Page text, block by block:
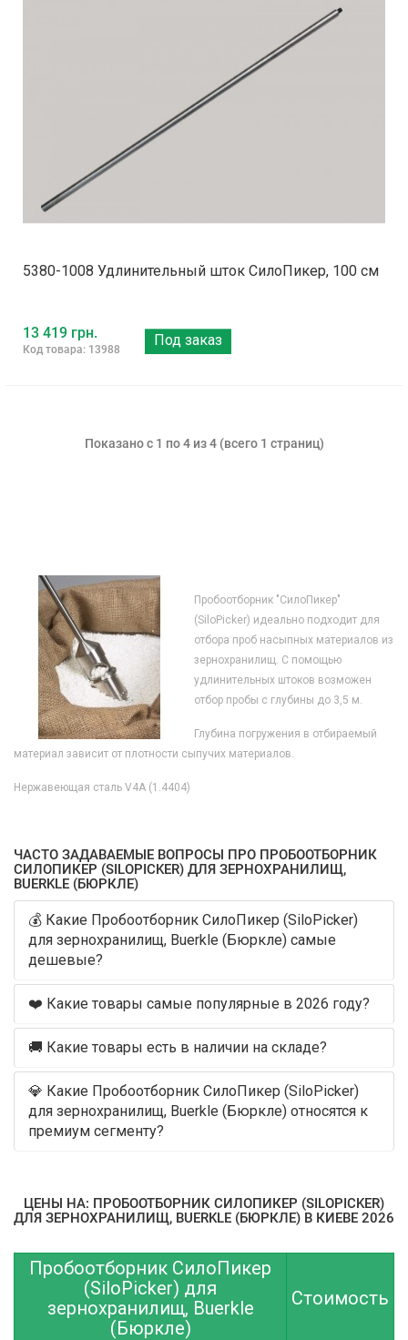
5380-1008 Удлинительный шток СилоПикер, 100 см
13 419 грн.
Код товара: 13988
Под заказ
Показано с 1 по 4 из 4 (всего 1 страниц)
Пробоотборник "СилоПикер"
(SiloPicker) идеально подходит для
отбора проб насыпных материалов из
зернохранилищ. С помощью
удлинительных штоков возможен
отбор пробы с глубины до 3,5 м.
Глубина погружения в отбираемый
материал зависит от плотности сыпучих материалов.
Нержавеющая сталь V4A (1.4404)
ЧАСТО ЗАДАВАЕМЫЕ ВОПРОСЫ ПРО ПРОБООТБОРНИК
СИЛОПИКЕР (SILOPICKER) ДЛЯ ЗЕРНОХРАНИЛИЩ,
BUERKLE (БЮРКЛЕ)
💰 Какие Пробоотборник СилоПикер (SiloPicker)
для зернохранилищ, Buerkle (Бюркле) самые
дешевые?
❤️ Какие товары самые популярные в 2026 году?
🚚 Какие товары есть в наличии на складе?
💎 Какие Пробоотборник СилоПикер (SiloPicker)
для зернохранилищ, Buerkle (Бюркле) относятся к
премиум сегменту?
ЦЕНЫ НА: ПРОБООТБОРНИК СИЛОПИКЕР (SILOPICKER)
ДЛЯ ЗЕРНОХРАНИЛИЩ, BUERKLE (БЮРКЛЕ) В КИЕВЕ 2026
Пробоотборник СилоПикер
(SiloPicker) для
зернохранилищ, Buerkle
(Бюркле)
Стоимость